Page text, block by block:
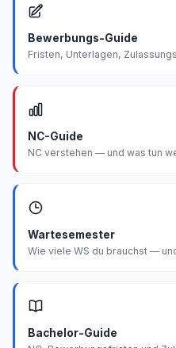
Bewerbungs-Guide
Fristen, Unterlagen,
NC-Guide
NC verstehen — und was tun
Wartesemester
Wie viele WS du brauchst —
Bachelor-Guide